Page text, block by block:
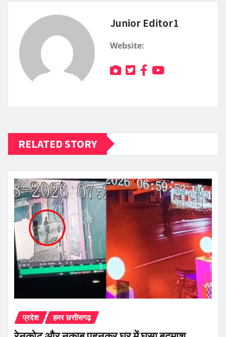
Junior Editor1
Website:
RELATED STORY
प्रदेश हमर छत्तीसगढ़